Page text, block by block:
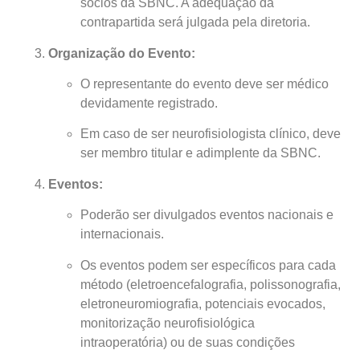
sócios da SBNC. A adequação da
contrapartida será julgada pela diretoria.
Organização do Evento:
O representante do evento deve ser médico
devidamente registrado.
Em caso de ser neurofisiologista clínico, deve
ser membro titular e adimplente da SBNC.
Eventos:
Poderão ser divulgados eventos nacionais e
internacionais.
Os eventos podem ser específicos para cada
método (eletroencefalografia, polissonografia,
eletroneuromiografia, potenciais evocados,
monitorização neurofisiológica
intraoperatória) ou de suas condições